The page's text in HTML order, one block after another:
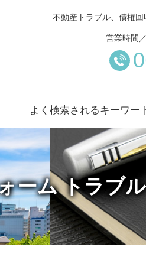
ーム トラブル
不動産トラブル、債権回
営業時間
よく検索されるキーワー